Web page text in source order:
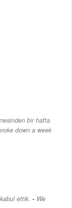
bir hafta
down a week
ettik. - We